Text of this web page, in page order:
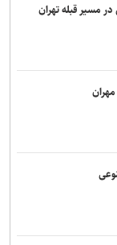
بزرگسالان
خوزستان باز شود
مسیر قبله تهران
مهران